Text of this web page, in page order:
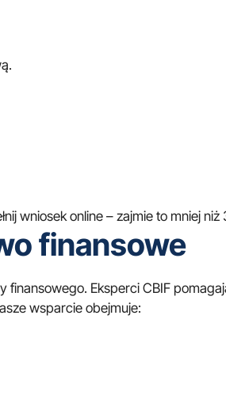
wniosek online – zajmie to mniej niż
finansowe
Eksperci CBIF
wsparcie obejmuje: